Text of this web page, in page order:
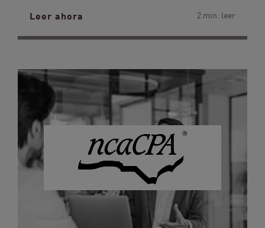
Leer ahora 2 min. leer